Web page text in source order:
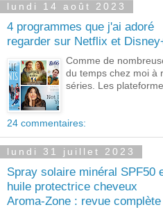
lundi 14 août 2023
4 programmes que j'ai adoré
regarder sur Netflix et
Comme de
du temps chez moi à
séries. Les
24 commentaires:
lundi 31 juillet 2023
Spray solaire minéral SPF50
huile protectrice cheveux
Aroma-Zone : revue complète